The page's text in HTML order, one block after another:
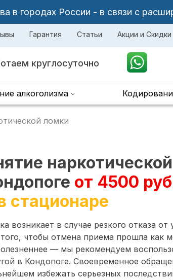
в городах России - в связи с
Гарантия Статьи Акции и Скидки
круглосуточно
алкоголизма
ломки
от 4500
стационаре
возникает в случае резкого отказа
чтобы отмена приема прошла как
— мы рекомендуем
в Кондопоге. Своевременное
избежать серьезных